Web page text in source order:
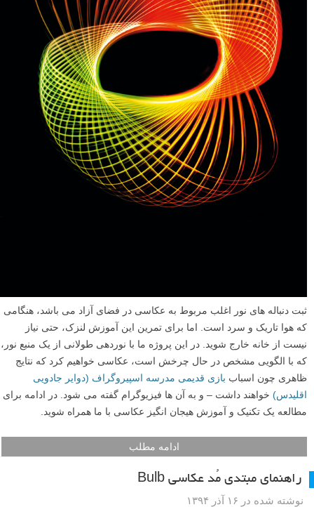
ثبت دنباله های نور اغلب مربوط به عکاسی در فضای آزاد می باشد، هنگامی
که هوا تاریک و سرد است. اما برای تمرین این آموزش لنزک، حتی نیاز
نیست از خانه خارج شوید. در این پروژه ما با نوردهی طولانی از یک منبع نور،
که با الگویی مشخص در حال چرخش است، عکاسی خواهیم کرد که نتایج
ظاهری چون اسباب بازی قدیمی مدرسه اسپیروگراف (دوایر جادویی
اقلیدس) خواهند داشت – و به آن ها فیزیوگرام گفته می شود. در ادامه برای
مطالعه یک تکنیک و آموزش هیجان انگیز عکاسی با ما همراه شوید.
ادامه مطلب
راهنمای مبتدی مُد عکاسی Bulb
نوشته شده در ۱۶ آذر ۱۳۹۴